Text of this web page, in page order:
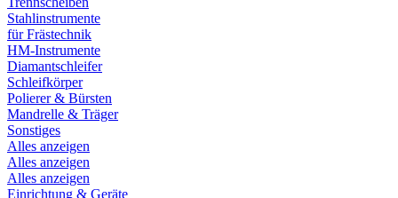
Stahlinstrumente
für Frästechnik
HM-Instrumente
Diamantschleifer
Schleifkörper
Polierer & Bürsten
Mandrelle & Träger
Sonstiges
Alles anzeigen
Alles anzeigen
Alles anzeigen
Einrichtung & Geräte